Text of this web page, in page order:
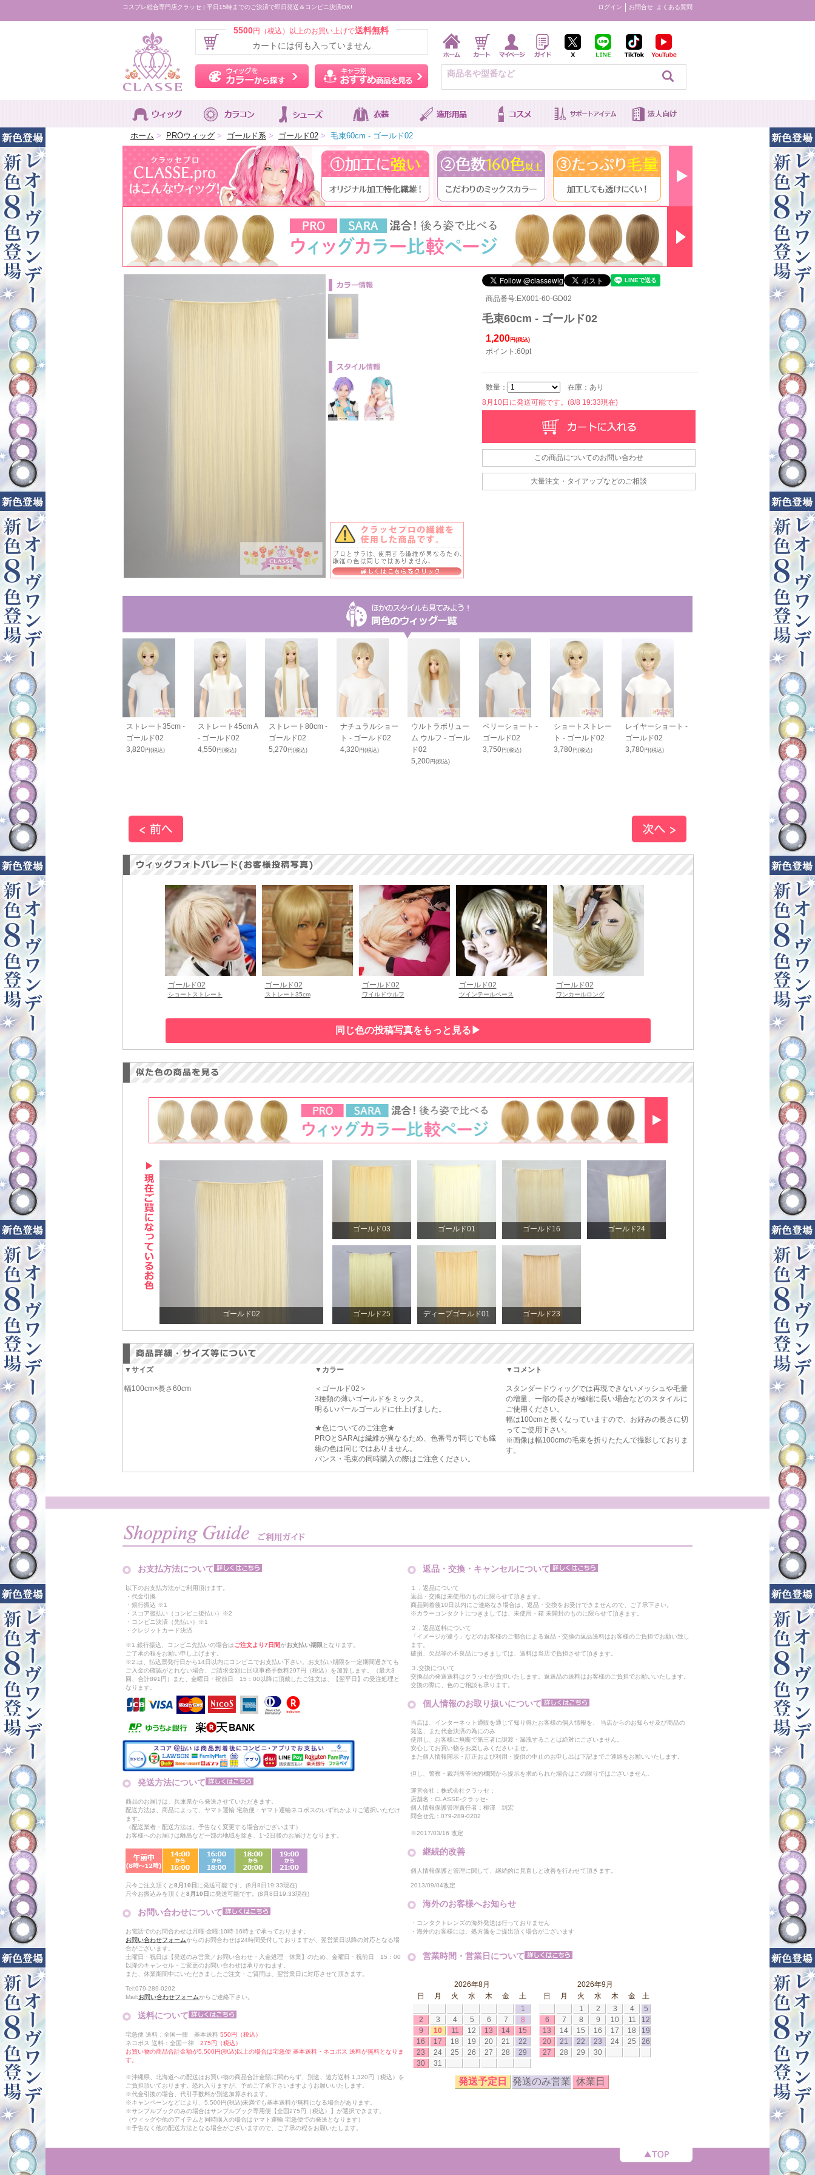
コスプレ総合専門店クラッセ | 平日15時までのご決済で即日発送＆コンビニ決済OK! ログイン お問合せ よくある質問
5500円（税込）以上のお買い上げで送料無料
カートには何も入っていません
ウィッグをカラーから探す キャラ別おすすめ商品を見る
ホーム > PROウィッグ > ゴールド系 > ゴールド02 > 毛束60cm - ゴールド02
商品番号:EX001-60-GD02
毛束60cm - ゴールド02
1,200 円(税込)
ポイント:60pt
数量：
在庫：あり
8月10日に発送可能です。(8/8 19:33現在)
この商品についてのお問い合わせ
大量注文・タイアップなどのご相談
テールベー
ールド02
円(税込)
ストレート35cm -
ゴールド02
3,820円(税込)
ストレート45cm A
- ゴールド02
4,550円(税込)
ストレート80cm -
ゴールド02
5,270円(税込)
ナチュラルショー
ト - ゴールド02
4,320円(税込)
ウルトラボリュー
ム ウルフ - ゴール
ド02
5,200円(税込)
ベリーショート -
ゴールド02
3,750円(税込)
ショートストレー
ト - ゴールド02
3,780円(税込)
レイヤーショート -
ゴールド02
3,780円(税込)
スタンダード
ゴールド02
4,050円(税込)
ゴールド02
ショートストレート
ゴールド02
ストレート35cm
ゴールド02
ワイルドウルフ
ゴールド02
ツインテールベース
ゴールド02
ワンカールロング
ゴールド02
ゴールド03 ゴールド01 ゴールド16 ゴールド24
ゴールド25 ディープゴールド01 ゴールド23
▼サイズ
幅100cm×長さ60cm
▼カラー
＜ゴールド02＞
3種類の薄いゴールドをミックス。
明るいパールゴールドに仕上げました。
★色についてのご注意★
PROとSARAは繊維が異なるため、色番号が同じでも繊
維の色は同じではありません。
バンス・毛束の同時購入の際はご注意ください。
▼コメント
スタンダードウィッグでは再現できないメッシュや毛量
の増量、一部の長さが極端に長い場合などのスタイルに
ご使用ください。
幅は100cmと長くなっていますので、お好みの長さに切
ってご使用下さい。
※画像は幅100cmの毛束を折りたたんで撮影しておりま
す。
お支払方法について
以下のお支払方法がご利用頂けます。
・代金引換
・銀行振込 ※1
・スコア後払い（コンビニ後払い）※2
・コンビニ決済（先払い）※1
・クレジットカード決済
※1.銀行振込、コンビニ先払いの場合はご注文より7日間がお支払い期限 となります。
ご了承の程をお願い申し上げます。
※2.は、払込票発行日から14日以内にコンビニでお支払い下さい。お支払い期限を一定期間過ぎても
ご入金の確認がとれない場合、ご請求金額に回収事務手数料297円（税込）を加算します。（最大3
回、合計891円）また、金曜日・祝前日 15：00以降に頂戴したご注文は、【翌平日】の受注処理と
なります。
発送方法について
商品のお届けは、兵庫県から発送させていただきます。
配送方法は、商品によって、ヤマト運輸 宅急便・ヤマト運輸ネコポスのいずれかよりご選択いただけ
ます。
（配送業者・配送方法は、予告なく変更する場合がございます）
お客様へのお届けは離島など一部の地域を除き、1~2日後のお届けとなります。
只今ご注文頂くと8月10日 に発送可能です。(8月8日19:33現在)
只今お振込みを頂くと8月10日 に発送可能です。(8月8日19:33現在)
お問い合わせについて
お電話でのお問合わせは月曜-金曜:10時-16時まで承っております。
お問い合わせフォームからのお問合わせは24時間受付しておりますが、翌営業日以降の対応となる場
合がございます。
土曜日・祝日は【発送のみ営業／お問い合わせ・入金処理 休業】のため、金曜日・祝前日 15：00
以降のキャンセル・ご変更のお問い合わせは承りかねます。
また、休業期間中にいただきましたご注文・ご質問は、翌営業日に対応させて頂きます。
Tel:079-289-0202
Mail:お問い合わせフォームからご連絡下さい。
送料について
宅急便 送料：全国一律 基本送料 550円（税込）
ネコポス 送料：全国一律 275円（税込）
お買い物の商品合計金額が5,500円(税込)以上の場合は宅急便 基本送料・ネコポス 送料が無料となりま
す。
※沖縄県、北海道への配送はお買い物の商品合計金額に関わらず、別途、遠方送料 1,320円（税込）を
ご負担頂いております。恐れ入りますが、予めご了承下さいますようお願いいたします。
※代金引換の場合、代引手数料が別途加算されます。
※キャンペーンなどにより、5,500円(税込)未満でも基本送料が無料になる場合があります。
※サンプルブックのみの場合はサンプルブック専用便【全国275円（税込）】が選択できます。
（ウィッグや他のアイテムと同時購入の場合はヤマト運輸 宅急便での発送となります）
※予告なく他の配送方法となる場合がございますので、ご了承の程をお願いたします。
返品・交換・キャンセルについて
１．返品について
返品・交換は未使用のものに限らせて頂きます。
商品到着後10日以内にご連絡なき場合は、返品・交換をお受けできませんので、ご了承下さい。
※カラーコンタクトにつきましては、未使用・箱 未開封のものに限らせて頂きます。
２．返品送料について
「イメージが違う」などのお客様のご都合による返品・交換の返品送料はお客様のご負担でお願い致し
ます。
破損、欠品等の不良品につきましては、送料は当店で負担させて頂きます。
３.交換について
交換品の発送送料はクラッセが負担いたします。返送品の送料はお客様のご負担でお願いいたします。
交換の際に、色のご相談も承ります。
個人情報のお取り扱いについて
当店は、インターネット通販を通じて知り得たお客様の個人情報を、 当店からのお知らせ及び商品の
発送、また代金決済の為にのみ
使用し、お客様に無断で第三者に譲渡・漏洩することは絶対にございません。
安心してお買い物をお楽しみくださいませ。
また個人情報開示・訂正および利用・提供の中止のお申し出は下記までご連絡をお願いいたします。
但し、警察・裁判所等法的機関から提示を求められた場合はこの限りではございません。
運営会社：株式会社クラッセ：
店舗名：CLASSE-クラッセ-
個人情報保護管理責任者：柳澤 到宏
問合せ先：079-289-0202
※2017/03/16 改定
継続的改善
個人情報保護と管理に関して、継続的に見直しと改善を行わせて頂きます。
2013/09/04改定
海外のお客様へお知らせ
・コンタクトレンズの海外発送は行っておりません
・海外のお客様には、処方箋をご提出頂く場合がございます
営業時間・営業日について
2026年8月
日
月 火 水 木 金
土
1
2
3 4 5 6 7
8
9
10 11 12 13 14
15
16
17 18 19 20 21
22
23
24 25 26 27 28
29
30
31
2026年9月
日
月 火 水 木 金
土
1
2 3 4
5
6
7 8 9 10 11
12
13
14 15 16 17 18
19
20
21 22 23 24 25
26
27
28 29 30
発送予定日 発送のみ営業 休業日